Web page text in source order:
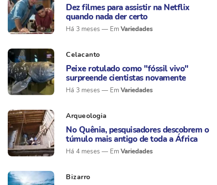
Dez filmes para assistir na Netflix
quando nada der certo
Há 3 meses Variedades
Celacanto
Peixe rotulado como "fóssil vivo"
surpreende cientistas novamente
Há 3 meses Variedades
Arqueologia
No Quênia, pesquisadores descobrem o
túmulo mais antigo de toda a África
Há 4 meses Variedades
Bizarro